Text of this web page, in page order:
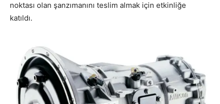
noktası olan şanzımanını teslim almak için etkinliğe
katıldı.